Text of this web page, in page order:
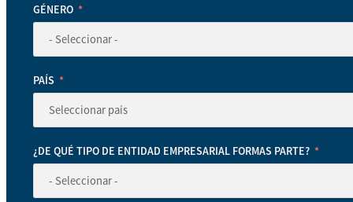
GÉNERO
PAÍS
¿DE QUÉ TIPO DE ENTIDAD EMPRESARIAL FORMAS PARTE?